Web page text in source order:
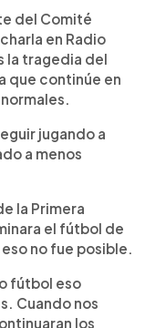
del Comité
en Radio
la tragedia del
que continúe en
jugando a
a menos
la Primera
el fútbol de
no fue posible.
fútbol eso
Cuando nos
los